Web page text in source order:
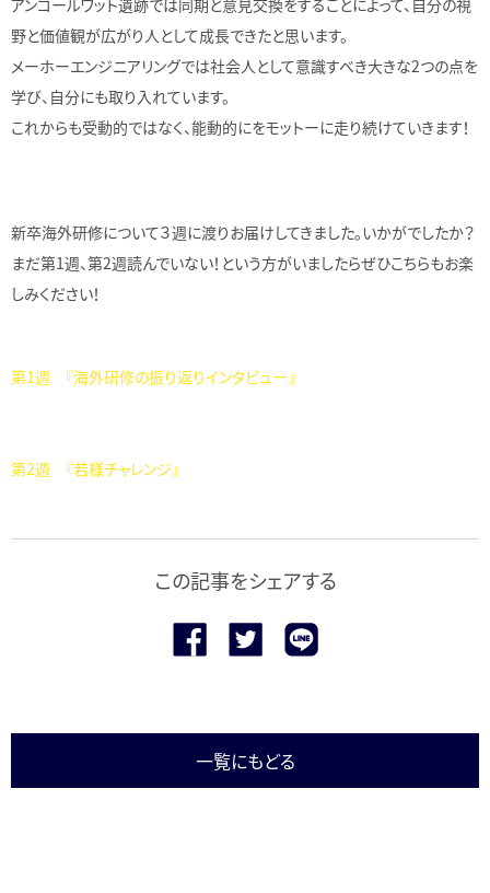
アンコールワット遺跡では同期と意見交換をすることによって、自分の視
野と価値観が広がり人として成長できたと思います。
メーホーエンジニアリングでは社会人として意識すべき大きな2つの点を
学び、自分にも取り入れています。
これからも受動的ではなく、能動的にをモットーに走り続けていきます！
新卒海外研修について３週に渡りお届けしてきました。いかがでしたか？
まだ第1週、第2週読んでいない！という方がいましたらぜひこちらもお楽
しみください！
第1週 『海外研修の振り返りインタビュー』
第2週 『若様チャレンジ』
この記事をシェアする
一覧にもどる